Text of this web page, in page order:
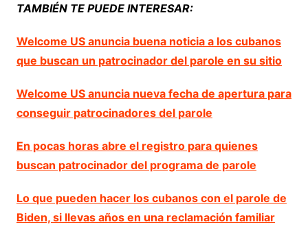
TAMBIÉN TE PUEDE INTERESAR:
Welcome US anuncia buena noticia a los cubanos
que buscan un patrocinador del parole en su sitio
Welcome US anuncia nueva fecha de apertura para
conseguir patrocinadores del parole
En pocas horas abre el registro para quienes
buscan patrocinador del programa de parole
Lo que pueden hacer los cubanos con el parole de
Biden, si llevas años en una reclamación familiar